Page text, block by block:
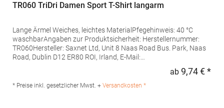
TR060 TriDri Damen Sport T-Shirt langarm
Lange Ärmel Weiches, leichtes MaterialPfegehinweis: 40 °C
waschbarAngaben zur Produktsicherheit: Herstellernummer:
TR060Hersteller: Saxnet Ltd, Unit 8 Naas Road Bus. Park, Naas
Road, Dublin D12 ER80 ROI, Irland, E-Mail:
ab 9,74 € *
* Preise inkl. gesetzlicher Mwst. + Versandkosten *